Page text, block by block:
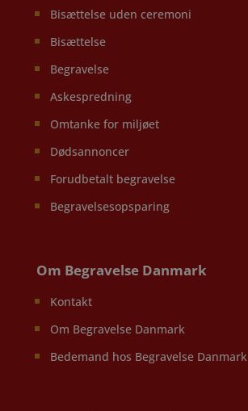
Bisættelse uden ceremoni
Bisættelse
Begravelse
Askespredning
Omtanke for miljøet
Dødsannoncer
Forudbetalt begravelse
Begravelsesopsparing
Om Begravelse Danmark
Kontakt
Om Begravelse Danmark
Bedemand hos Begravelse Danmark